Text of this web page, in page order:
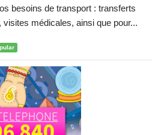
besoins de transport : transferts
médicales, ainsi que pour...